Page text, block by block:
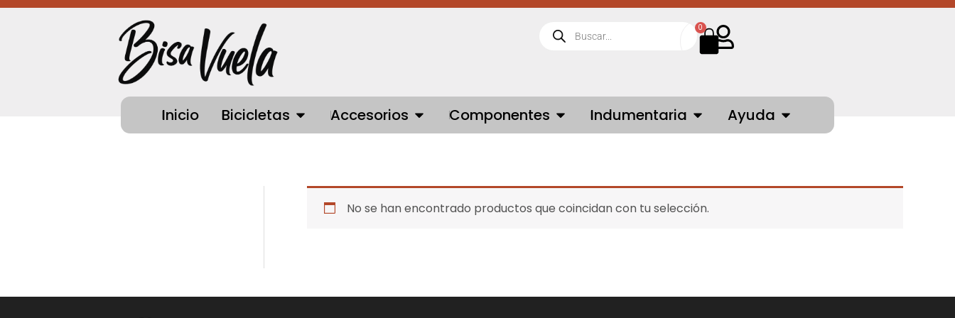
Ir
de
productos
0
Cart
Inicio Bicicletas OPEN BICICLETAS
Accesorios OPEN ACCESORIOS
Componentes OPEN COMPONENTES
Indumentaria OPEN INDUMENTARIA
Ayuda
No se han encontrado productos que coincidan con tu selección.